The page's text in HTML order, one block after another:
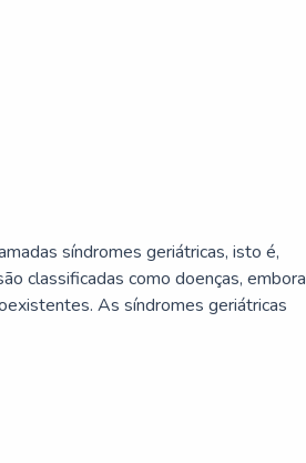
síndromes geriátricas, isto é,
classificadas como doenças, embora
As síndromes geriátricas